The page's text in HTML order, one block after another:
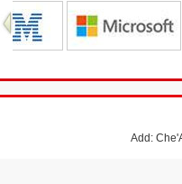
Add: